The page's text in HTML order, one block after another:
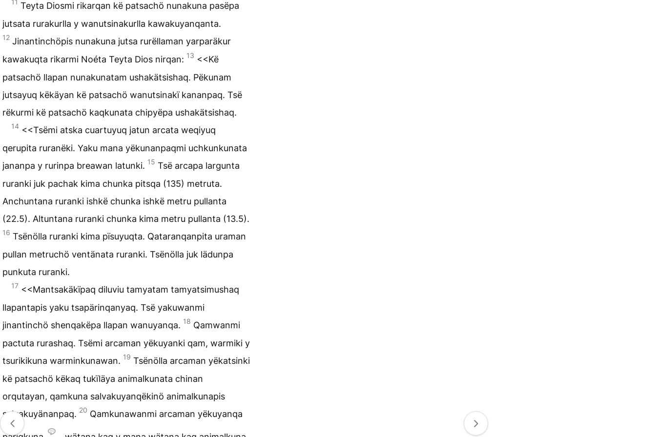
11 Teyta Diosmi rikarqan kë patsachö nunakuna pasëpa
jutsata rurakurlla y wanutsinakurlla kawakuyanqanta.
12 Jinantinchöpis nunakuna jutsa rurëllaman yarparäkur
kawakuqta rikarmi Noéta Teyta Dios nirqan: 13 <<Kë
patsachö llapan nunakunatam ushakätsishaq. Pëkunam
jutsayuq këkäyan kë patsachö wanutsinakï kananpaq. Tsë
rëkurmi kë patsachö kaqkunata chipyëpa ushakätsishaq.
14 <<Tsëmi atska cuartuyuq jatun arcata weqiyuq
qerupita ruranëki. Yaku mana yëkunanpaqmi uchkunkunata
jananpa y rurinpa breawan latunki. 15 Tsë arcapa largunta
ruranki juk pachak kima chunka pitsqa (135) metruta.
Anchuntana ruranki ishkë chunka ishkë metru pullanta
(22.5). Altuntana ruranki chunka kima metru pullanta (13.5).
16 Tsënölla ruranki kima pïsuyuqta. Qataranqanpita uraman
pullan metruchö ventänata ruranki. Tsënölla juk lädunpa
punkuta ruranki.
17 <<Mantsakäkïpaq diluviu tamyatam tamyatsimushaq
llapantapis yaku tsapärinqanyaq. Tsë yakuwanmi
jinantinchö shenqakëpa llapan wanuyanqa. 18 Qamwanmi
pactuta rurashaq. Tsëmi arcaman yëkuyanki qam, warmiki y
tsurikikuna warminkunawan. 19 Tsënölla arcaman yëkatsinki
kë patsachö këkaq tukïläya animalkunata chinan
orqutayan, qamkuna salvakuyanqëkinö animalkunapis
salvakuyänanpaq. 20 Qamkunawanmi arcaman yëkuyanqa